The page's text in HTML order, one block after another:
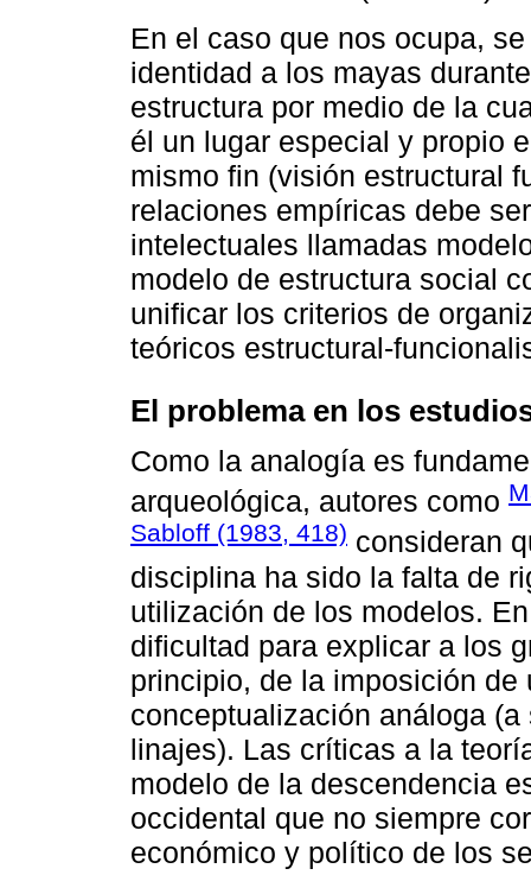
En el caso que nos ocupa,
identidad a los mayas
estructura por medio de la
él un lugar especial y propio
mismo fin (visión estructural
relaciones empíricas debe
intelectuales llamadas
modelo de estructura social
unificar los criterios de
teóricos estructural-
El problema en los
Como la analogía es
arqueológica, autores como
Sabloff (1983, 418) consideran
disciplina ha sido la falta de
utilización de los modelos.
dificultad para explicar a los
principio, de la imposición de
conceptualización análoga
linajes). Las críticas a la
modelo de la descendencia
occidental que no siempre
económico y político de los